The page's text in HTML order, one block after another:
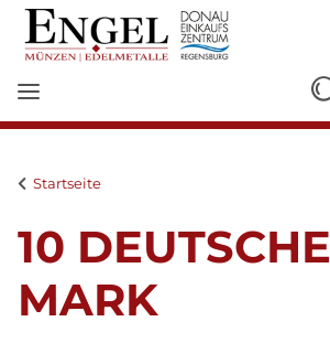
Startseite
10 DEUTSCHE
MARK